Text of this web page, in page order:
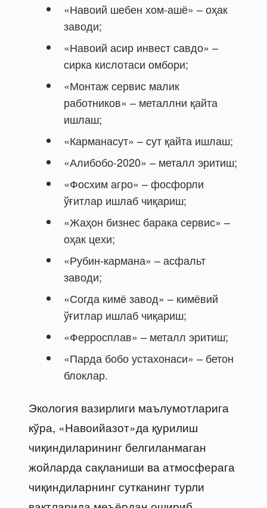
«Навоий шебен хом-ашё» – оҳак
заводи;
«Навоий асир инвест савдо» –
сирка кислотаси омбори;
«Монтаж сервис малик
работников» – металлни қайта
ишлаш;
«Карманасут» – сут қайта ишлаш;
«Алибобо-2020» – металл эритиш;
«Фосхим агро» – фосфорли
ўғитлар ишлаб чиқариш;
«Жаҳон бизнес барака сервис» –
оҳак цехи;
«Рубин-кармана» – асфальт
заводи;
«Согда кимё завод» – кимёвий
ўғитлар ишлаб чиқариш;
«Ферросплав» – металл эритиш;
«Парда бобо устахонаси» – бетон
блоклар.
Экология вазирлиги маълумотларига
кўра, «Навоийазот»да қурилиш
чиқиндиларининг белгиланмаган
жойларда сақланиши ва атмосферага
чиқиндиларнинг сутканинг турли